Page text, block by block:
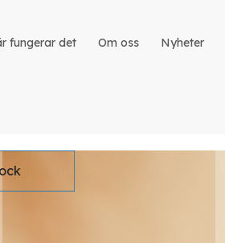
fungerar det Om oss Nyheter